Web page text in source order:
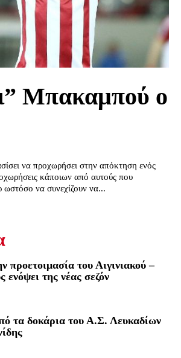
Μπακαμπού ο
να προχωρήσει στην απόκτηση ενός
κάποιων από αυτούς που
ωστόσο να συνεχίζουν να...
προετοιμασία του Αιγινιακού –
ενόψει της νέας σεζόν
τα δοκάρια του Α.Σ. Λευκαδίων